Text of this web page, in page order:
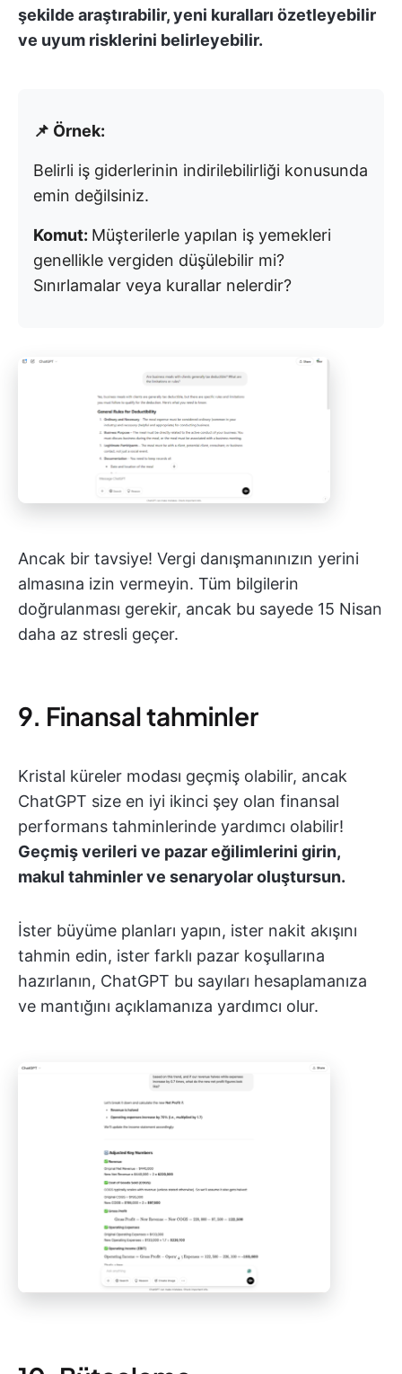
şekilde araştırabilir, yeni kuralları özetleyebilir
ve uyum risklerini belirleyebilir.
📌 Örnek:
Belirli iş giderlerinin indirilebilirliği konusunda
emin değilsiniz.
Komut: Müşterilerle yapılan iş yemekleri
genellikle vergiden düşülebilir mi?
Sınırlamalar veya kurallar nelerdir?
Ancak bir tavsiye! Vergi danışmanınızın yerini
almasına izin vermeyin. Tüm bilgilerin
doğrulanması gerekir, ancak bu sayede 15 Nisan
daha az stresli geçer.
9. Finansal tahminler
Kristal küreler modası geçmiş olabilir, ancak
ChatGPT size en iyi ikinci şey olan finansal
performans tahminlerinde yardımcı olabilir!
Geçmiş verileri ve pazar eğilimlerini girin,
makul tahminler ve senaryolar oluştursun.
İster büyüme planları yapın, ister nakit akışını
tahmin edin, ister farklı pazar koşullarına
hazırlanın, ChatGPT bu sayıları hesaplamanıza
ve mantığını açıklamanıza yardımcı olur.